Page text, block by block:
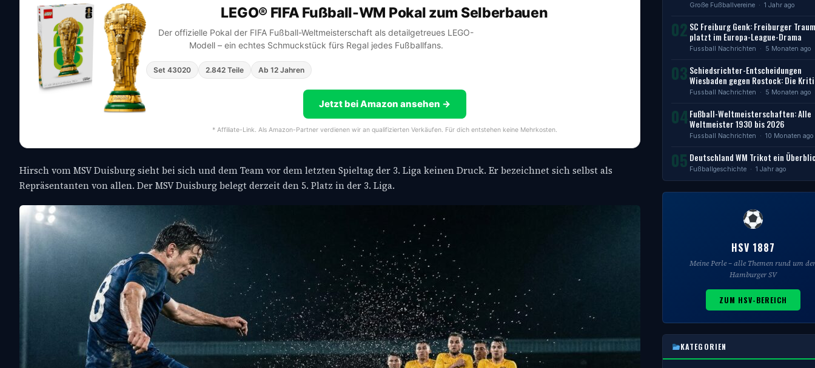
LEGO® FIFA Fußball-WM Pokal zum Selberbauen
Der offizielle Pokal der FIFA Fußball-Weltmeisterschaft als detailgetreues LEGO-
Modell – ein echtes Schmuckstück fürs Regal jedes Fußballfans.
Set 43020 2.842 Teile Ab 12 Jahren
Jetzt bei Amazon ansehen →
* Affiliate-Link. Als Amazon-Partner verdienen wir an qualifizierten Verkäufen. Für dich entstehen keine Mehrkosten.
Hirsch vom MSV Duisburg sieht bei sich und dem Team vor dem letzten Spieltag der 3. Liga keinen Druck. Er bezeichnet sich selbst als
Repräsentanten von allen. Der MSV Duisburg belegt derzeit den 5. Platz in der 3. Liga.
Große Fußballvereine · 1 Jahr ago
02 SC Freiburg Genk: Freiburger Traum
platzt im Europa-League-Drama
Fussball Nachrichten · 5 Monaten ago
03 Schiedsrichter-Entscheidungen
Wiesbaden gegen Rostock: Die
Fussball Nachrichten · 5 Monaten ago
04 Fußball-Weltmeisterschaften: Alle
Weltmeister 1930 bis 2026
Fussball Nachrichten · 10 Monaten ago
05 Deutschland WM Trikot ein
Fußballgeschichte · 1 Jahr ago
HSV 1887
Meine Perle – alle Themen rund um
Hamburger SV
ZUM HSV-BEREICH
KATEGORIEN